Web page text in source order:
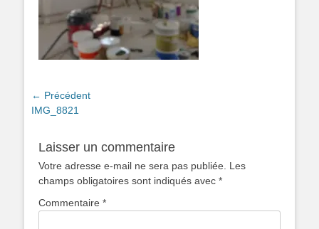
Navigation
de
← Précédent
Article
IMG_8821
Laisser un commentaire
Votre adresse e-mail ne sera pas publiée. Les
champs obligatoires sont indiqués avec *
Commentaire *